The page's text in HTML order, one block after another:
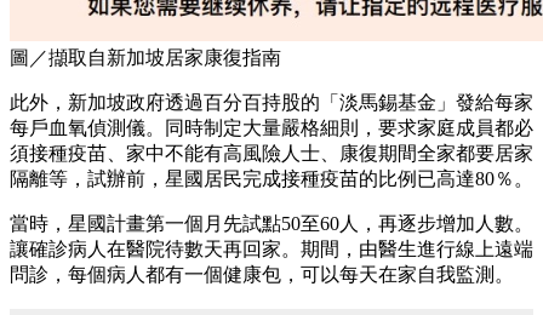
圖／擷取自新加坡居家康復指南
此外，新加坡政府透過百分百持股的「淡馬錫基金」發給每家
每戶血氧偵測儀。同時制定大量嚴格細則，要求家庭成員都必
須接種疫苗、家中不能有高風險人士、康復期間全家都要居家
隔離等，試辦前，星國居民完成接種疫苗的比例已高達80％。
當時，星國計畫第一個月先試點50至60人，再逐步增加人數。
讓確診病人在醫院待數天再回家。期間，由醫生進行線上遠端
問診，每個病人都有一個健康包，可以每天在家自我監測。